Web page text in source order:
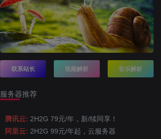
联系站长 视频解析 音乐解析
服务器推荐
腾讯云: 2H2G 79元/年，新/续同享！
阿里云: 2H2G 99元/年起，云服务器